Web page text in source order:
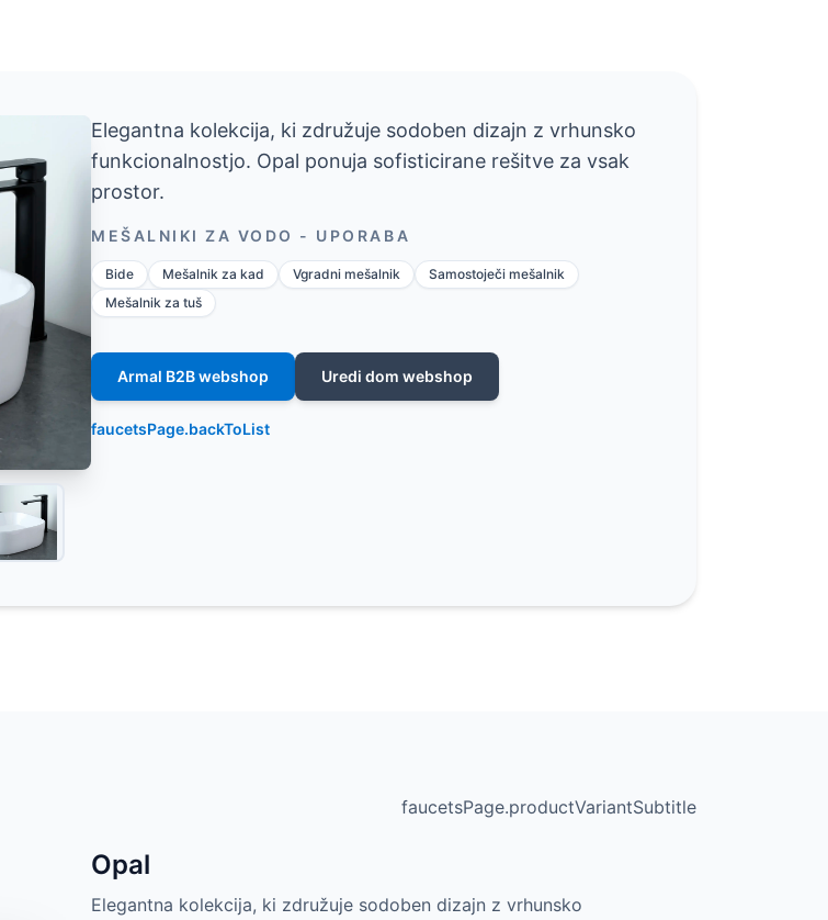
Elegantna kolekcija, ki združuje sodoben dizajn z vrhunsko
funkcionalnostjo. Opal ponuja sofisticirane rešitve za vsak
prostor.
MEŠALNIKI ZA VODO - UPORABA
Bide Mešalnik za kad Vgradni mešalnik
Samostoječi mešalnik
Mešalnik za tuš
Armal B2B webshop Uredi dom webshop
faucetsPage.backToList
faucetsPage.productVariantSubtitle
Opal
Elegantna kolekcija, ki združuje sodoben dizajn z vrhunsko